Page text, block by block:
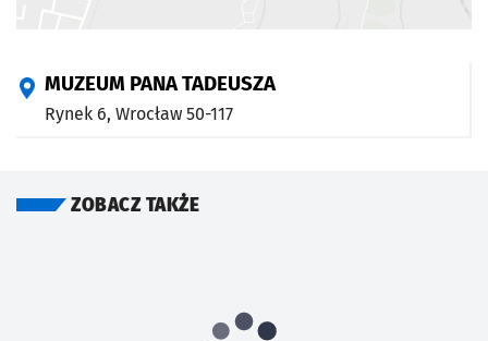
MUZEUM PANA TADEUSZA
Rynek 6, Wrocław 50-117
ZOBACZ TAKŻE